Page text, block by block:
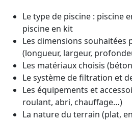
Le type de piscine : piscine
piscine en kit
Les dimensions souhaitées
(longueur, largeur,
Les matériaux choisis
Le système de filtration et
Les équipements et
roulant, abri, chauffage…)
La nature du terrain (plat,